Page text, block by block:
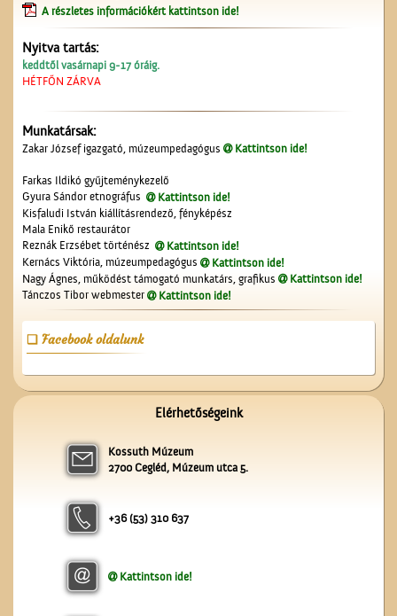
Érettségi a Ceglédi
Magyar Királyi Állami
Főgimnáziumban
A részletes információkért kattintson ide!
Nyitva tartás:
keddtől vasárnapi 9-17 óráig.
HÉTFŐN ZÁRVA
Munkatársak:
Zakar József igazgató, múzeumpedagógus Kattintson ide!
Farkas Ildikó gyűjteménykezelő
Gyura Sándor etnográfus
Kattintson ide!
Kisfaludi István kiállításrendező, fényképész
Mala Enikő restaurátor
Reznák Erzsébet történész
Kattintson ide!
Kernács Viktória, múzeumpedagógus
Kattintson ide!
Nagy Ágnes, működést támogató munkatárs, grafikus
Kattintson ide!
Tánczos Tibor webmester
Kattintson ide!
Facebook oldalunk
Elérhetőségeink
Kossuth Múzeum
2700 Cegléd, Múzeum utca 5.
+36 (53) 310 637
Kattintson ide!